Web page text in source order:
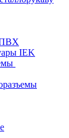
ПВХ
IEK